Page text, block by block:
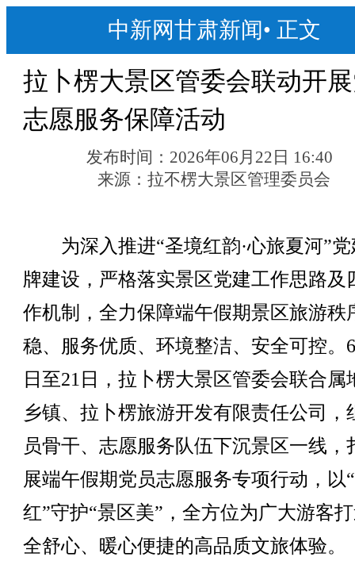
中新网甘肃新闻• 正文
拉卜楞大景区管委会联动开
志愿服务保障活动
发布时间： 2026年06月22日 16:40
来源： 拉不楞大景区管理委员会
为深入推进“圣境红韵·心旅夏河”党
牌建设，严格落实景区党建工作思路及
作机制，全力保障端午假期景区旅游秩
稳、服务优质、环境整洁、安全可控。
日至21日，拉卜楞大景区管委会联合属
乡镇、拉卜楞旅游开发有限责任公司，
员骨干、志愿服务队伍下沉景区一线，
展端午假期党员志愿服务专项行动，以
红”守护“景区美”，全方位为广大游客
全舒心、暖心便捷的高品质文旅体验。